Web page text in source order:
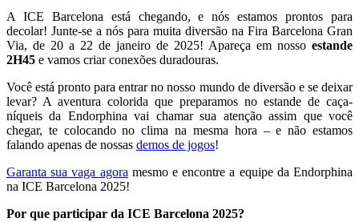
A ICE Barcelona está chegando, e nós estamos prontos para
decolar! Junte-se a nós para muita diversão na Fira Barcelona Gran
Via, de 20 a 22 de janeiro de 2025! Apareça em nosso estande
2H45 e vamos criar conexões duradouras.
Você está pronto para entrar no nosso mundo de diversão e se deixar
levar? A aventura colorida que preparamos no estande de caça-
níqueis da Endorphina vai chamar sua atenção assim que você
chegar, te colocando no clima na mesma hora – e não estamos
falando apenas de nossas demos de jogos!
Garanta sua vaga agora mesmo e encontre a equipe da Endorphina
na ICE Barcelona 2025!
Por que participar da ICE Barcelona 2025?